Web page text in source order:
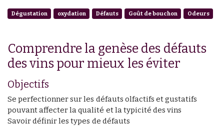
Dégustation oxydation Défauts Goût de bouchon Odeurs
Comprendre la genèse des défauts
des vins pour mieux les éviter
Objectifs
Se perfectionner sur les défauts olfactifs et gustatifs
pouvant affecter la qualité et la typicité des vins
Savoir définir les types de défauts